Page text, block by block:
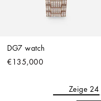
DG7 watch
€135,000
Zeige 24